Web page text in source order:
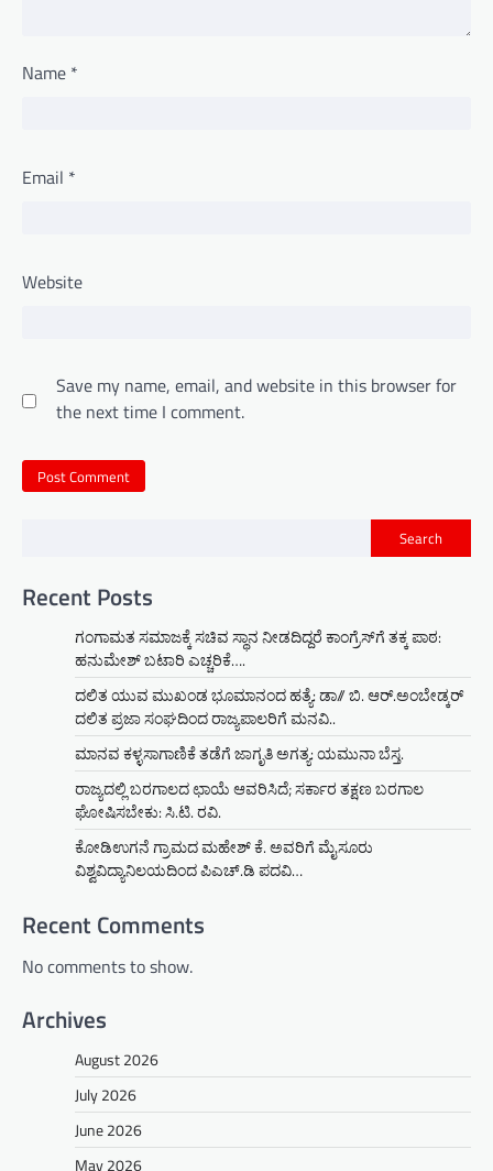
Name *
Email *
Website
Save my name, email, and website in this browser for
the next time I comment.
Search
Recent Posts
ಗಂಗಾಮತ ಸಮಾಜಕ್ಕೆ ಸಚಿವ ಸ್ಥಾನ ನೀಡದಿದ್ದರೆ ಕಾಂಗ್ರೆಸ್‌ಗೆ ತಕ್ಕ ಪಾಠ:
ಹನುಮೇಶ್ ಬಟಾರಿ ಎಚ್ಚರಿಕೆ….
ದಲಿತ ಯುವ ಮುಖಂಡ ಭೂಮಾನಂದ ಹತ್ಯೆ: ಡಾ// ಬಿ. ಆರ್.ಅಂಬೇಡ್ಕರ್
ದಲಿತ ಪ್ರಜಾ ಸಂಘದಿಂದ ರಾಜ್ಯಪಾಲರಿಗೆ ಮನವಿ..
ಮಾನವ ಕಳ್ಳಸಾಗಾಣಿಕೆ ತಡೆಗೆ ಜಾಗೃತಿ ಅಗತ್ಯ: ಯಮುನಾ ಬೆಸ್ತ.
ರಾಜ್ಯದಲ್ಲಿ ಬರಗಾಲದ ಛಾಯೆ ಆವರಿಸಿದೆ; ಸರ್ಕಾರ ತಕ್ಷಣ ಬರಗಾಲ
ಘೋಷಿಸಬೇಕು: ಸಿ.ಟಿ. ರವಿ.
ಕೋಡಿಉಗನೆ ಗ್ರಾಮದ ಮಹೇಶ್ ಕೆ. ಅವರಿಗೆ ಮೈಸೂರು
ವಿಶ್ವವಿದ್ಯಾನಿಲಯದಿಂದ ಪಿಎಚ್.ಡಿ ಪದವಿ…
Recent Comments
No comments to show.
Archives
August 2026
July 2026
June 2026
May 2026